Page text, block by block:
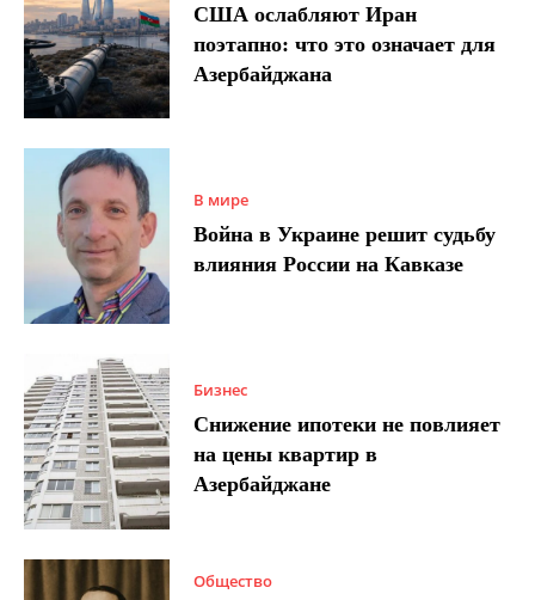
США ослабляют Иран
поэтапно: что это означает для
Азербайджана
В мире
Война в Украине решит судьбу
влияния России на Кавказе
Бизнес
Снижение ипотеки не повлияет
на цены квартир в
Азербайджане
Общество